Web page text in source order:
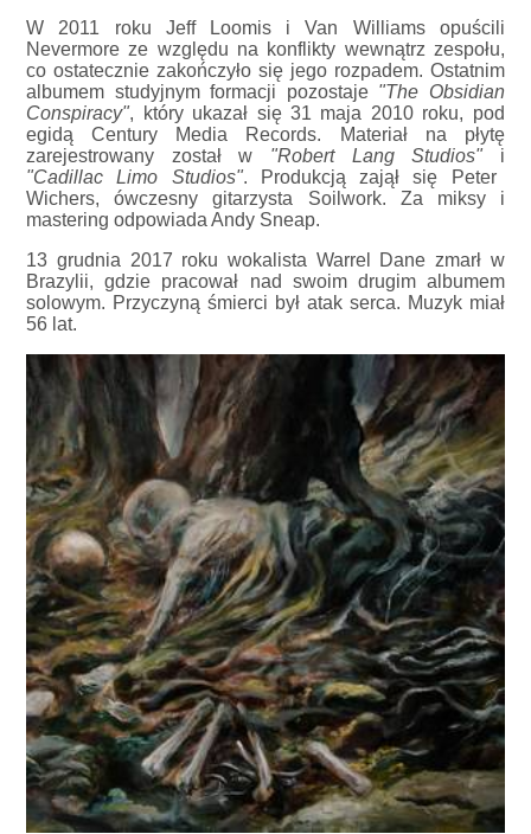
W 2011 roku Jeff Loomis i Van Williams opuścili
Nevermore ze względu na konflikty wewnątrz zespołu,
co ostatecznie zakończyło się jego rozpadem. Ostatnim
albumem studyjnym formacji pozostaje"The Obsidian
Conspiracy", który ukazał się 31 maja 2010 roku, pod
egidą Century Media Records. Materiał na płytę
zarejestrowany został w "Robert Lang Studios"i
"Cadillac Limo Studios". Produkcją zajął się Peter
Wichers, ówczesny gitarzysta Soilwork. Za miksy i
mastering odpowiada Andy Sneap.
13 grudnia 2017 roku wokalista Warrel Dane zmarł w
Brazylii, gdzie pracował nad swoim drugim albumem
solowym. Przyczyną śmierci był atak serca. Muzyk miał
56 lat.